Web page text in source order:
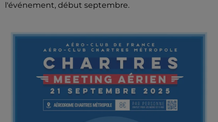
l'événement, début septembre.